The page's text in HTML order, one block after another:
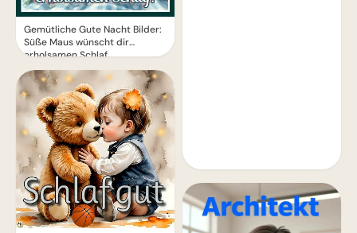
Gemütliche Gute Nacht Bilder:
Süße Maus wünscht dir
erholsamen Schlaf